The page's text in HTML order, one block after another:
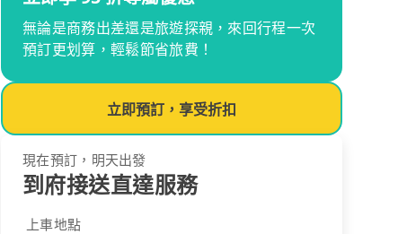
無論是商務出差還是旅遊探親，來回行程一次
預訂更划算，輕鬆節省旅費！
立即預訂，享受折扣
現在預訂，明天出發
到府接送直達服務
上車地點